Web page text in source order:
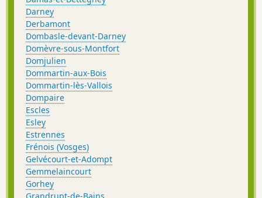
Darney
Derbamont
Dombasle-devant-Darney
Domèvre-sous-Montfort
Domjulien
Dommartin-aux-Bois
Dommartin-lès-Vallois
Dompaire
Escles
Esley
Estrennes
Frénois (Vosges)
Gelvécourt-et-Adompt
Gemmelaincourt
Gorhey